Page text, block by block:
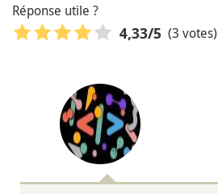
Réponse utile ?
4,33/5 (3 votes)